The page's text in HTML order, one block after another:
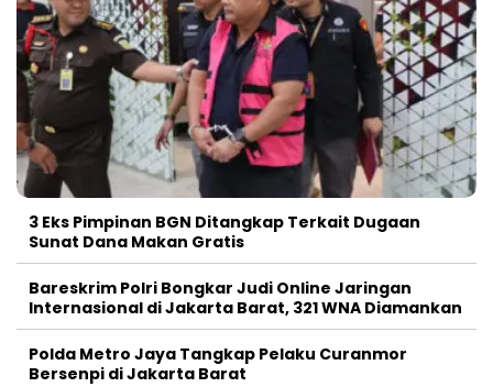
3 Eks Pimpinan BGN Ditangkap Terkait Dugaan
Sunat Dana Makan Gratis
Bareskrim Polri Bongkar Judi Online Jaringan
Internasional di Jakarta Barat, 321 WNA Diamankan
Polda Metro Jaya Tangkap Pelaku Curanmor
Bersenpi di Jakarta Barat